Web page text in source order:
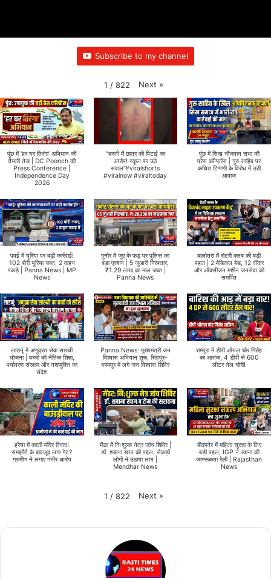
Subscribe to my channel
1 / 822 Next »
पुंछ में ‘हर घर तिरंगा’ अभियान की
तैयारी तेज | DC Poonch की
Press Conference |
Independence Day
2026
“बस्ती में छात्र की पिटाई का
आरोप! स्कूल पर उठे
सवाल”#viralshorts
#viralnow #viraltoday
पुंछ में सिख नौजवान सभा की
प्रेस कॉन्फ्रेंस | गुरु साहिब पर
कथित टिप्पणी के विरोध में उठी
आवाज़
पवई में यूरिया पर बड़ी कार्रवाई!
102 बोरी यूरिया जब्त, 2 वाहन
पकड़े | Panna News | MP
News
गुनौर में जुए के फड़ पर पुलिस का
बड़ा एक्शन | 5 जुआरी गिरफ्तार,
₹1.29 लाख का माल जब्त |
Panna News
बालोतरा में रोटरी क्लब की बड़ी
पहल | 2 मेडिकल बेड, 12 वॉकर
और ऑक्सीजन मशीन जनसेवा को
समर्पित
लाडनूं में अणुव्रत सेवा सारथी
योजना | बच्चों को नैतिक शिक्षा,
पर्यावरण संरक्षण और नशामुक्ति का
संदेश
Panna News: मुख्यमंत्री जन
विश्वास अभियान शुरू, सिंहपुर-
धरमपुर में लगे जन विश्वास शिविर
रामपुरा में डीपी ऑयल चोर गिरोह
का आतंक, 4 डीपी से 600
लीटर तेल चोरी!
हरैया में काली मंदिर विवाद!
समझौते के बावजूद लगा गेट?
ग्रामीण ने लगाए गंभीर आरोप
मेंढर में निःशुल्क नेत्र जांच शिविर |
डॉ. शबाना खान की पहल, सैकड़ों
लोगों ने उठाया लाभ |
Mendhar News
बीकानेर में महिला सुरक्षा के लिए
बड़ी पहल, IGP ने रवाना की
जागरूकता रैली | Rajasthan
News
1 / 822 Next »